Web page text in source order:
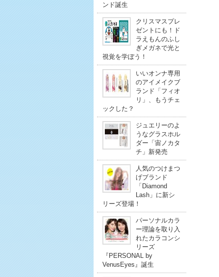
ンド誕生
クリスマスプレ
ゼントにも！ド
ラえもんのふし
ぎメガネで光と
視覚を学ぼう！
いいオンナ専用
のアイメイクブ
ランド「フィオ
リ」、もうチェ
ックした？
ジュエリーのよ
うなグラスホル
ダー「宙ノカタ
チ」新発売
人気のつけまつ
げブランド
「Diamond
Lash」に新シ
リーズ登場！
パーソナルカラ
ー理論を取り入
れたカラコンシ
リーズ
『PERSONAL by
VenusEyes』誕生